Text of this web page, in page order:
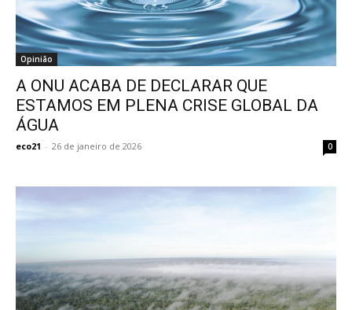
Opinião
A ONU ACABA DE DECLARAR QUE
ESTAMOS EM PLENA CRISE GLOBAL DA
ÁGUA
eco21 - 26 de janeiro de 2026 0